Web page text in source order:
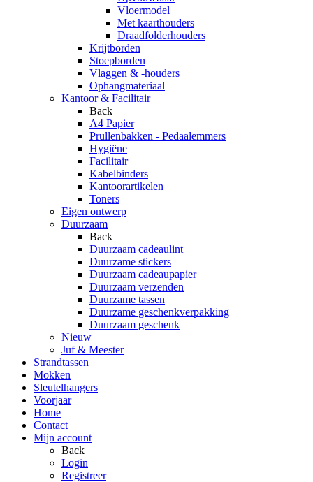
Vloermodel
Met kaarthouders
Draadfolderhouders
Krijtborden
Stoepborden
Vlaggen & -houders
Ophangmateriaal
Kantoor & Facilitair
Back
A4 Papier
Prullenbakken - Pedaalemmers
Hygiëne
Facilitair
Kabelbinders
Kantoorartikelen
Toners
Eigen ontwerp
Duurzaam
Back
Duurzaam cadeaulint
Duurzame stickers
Duurzaam cadeaupapier
Duurzaam verzenden
Duurzame tassen
Duurzame geschenkverpakking
Duurzaam geschenk
Nieuw
Juf & Meester
Strandtassen
Mokken
Sleutelhangers
Voorjaar
Home
Contact
Mijn account
Back
Login
Registreer